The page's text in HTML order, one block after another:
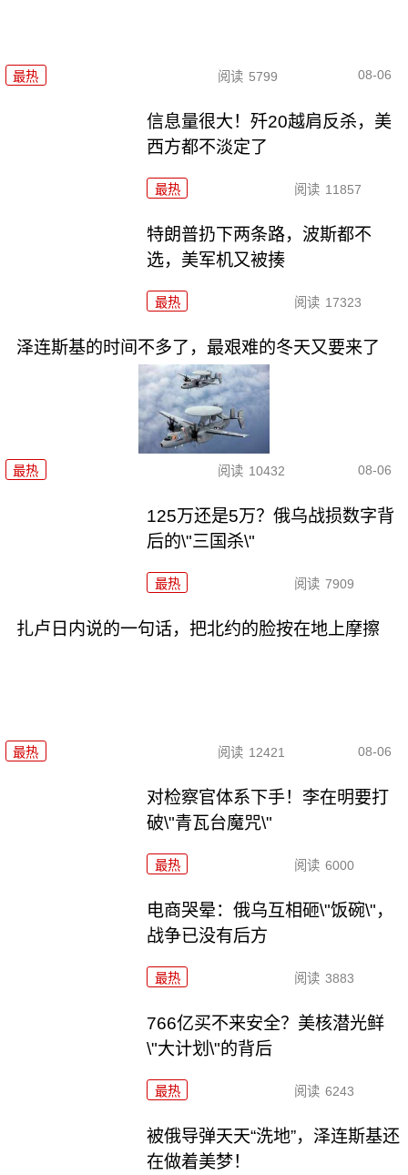
最热 阅读 5799 08-06
信息量很大！歼20越肩反杀，美
西方都不淡定了
最热 阅读 11857
特朗普扔下两条路，波斯都不
选，美军机又被揍
最热 阅读 17323
泽连斯基的时间不多了，最艰难的冬天又要来了
最热 阅读 10432 08-06
125万还是5万？俄乌战损数字背
后的\"三国杀\"
最热 阅读 7909
扎卢日内说的一句话，把北约的脸按在地上摩擦
最热 阅读 12421 08-06
对检察官体系下手！李在明要打
破\"青瓦台魔咒\"
最热 阅读 6000
电商哭晕：俄乌互相砸\"饭碗\"，
战争已没有后方
最热 阅读 3883
766亿买不来安全？美核潜光鲜
\"大计划\"的背后
最热 阅读 6243
被俄导弹天天“洗地”，泽连斯基还
在做着美梦！